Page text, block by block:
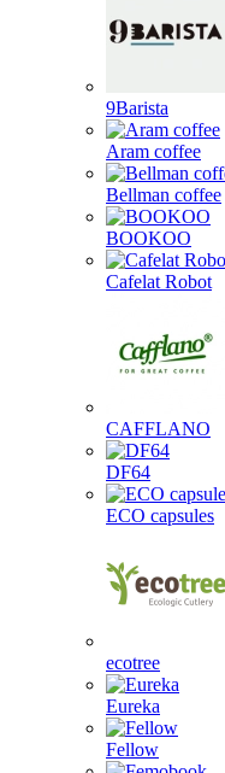
9Barista
Aram coffee
Bellman coffee
BOOKOO
Cafelat Robot
CAFFLANO
DF64
ECO capsules
ecotree
Eureka
Fellow